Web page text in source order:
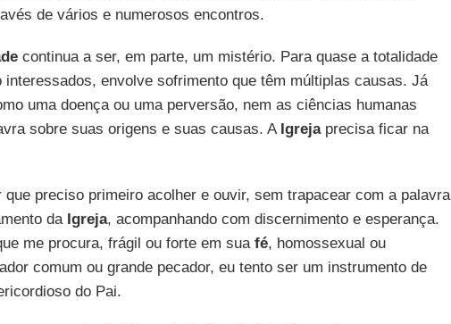
de vários e numerosos encontros.
continua a ser, em parte, um mistério. Para quase a totalidade
interessados, envolve sofrimento que têm múltiplas causas. Já
uma doença ou uma perversão, nem as ciências humanas
sobre suas origens e suas causas. A Igrejaprecisa ficar na
que preciso primeiro acolher e ouvir, sem trapacear com a palavra
da Igreja, acompanhando com discernimento e esperança.
me procura, frágil ou forte em sua fé, homossexual ou
comum ou grande pecador, eu tento ser um instrumento de
do Pai.